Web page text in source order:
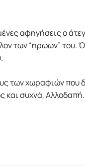
αφηγήσεις ο
των “ηρώων” του.
των χωραφιών που
και συχνά, Αλλοδαπή.